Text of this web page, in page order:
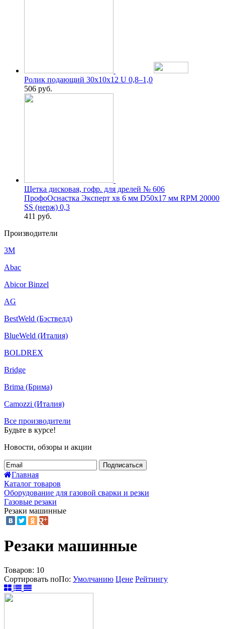
Ролик подающий 30х10х12 U 0,8–1,0
506 руб.
Щетка дисковая, гофр. для дрелей № 606
ПрофоОснастка Эксперт хв 6 мм D50х17 мм RPM 20000
SS (нерж) 0,3
411 руб.
Производители
3M
Abac
Abicor Binzel
AG
BestWeld (Бэствелд)
BlueWeld (Италия)
BOLDREX
Bridge
Brima (Брима)
Camozzi (Италия)
Все производители
Будьте в курсе!
Новости, обзоры и акции
Подписаться
Главная
Каталог товаров
Оборудование для газовой сварки и резки
Газовые резаки
Резаки машинные
Резаки машинные
Товаров: 10
Сортировать поПо: Умолчанию Цене Рейтингу